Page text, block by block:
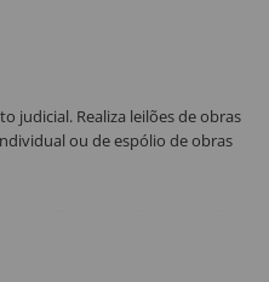
judicial. Realiza leilões de obras
ou de espólio de obras